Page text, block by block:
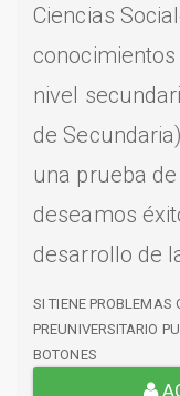
Ciencias
nivel
de
una prueba
deseamos
desarrollo de
SI TIENE PROBLEMAS
PREUNIVERSITARIO
BOTONES